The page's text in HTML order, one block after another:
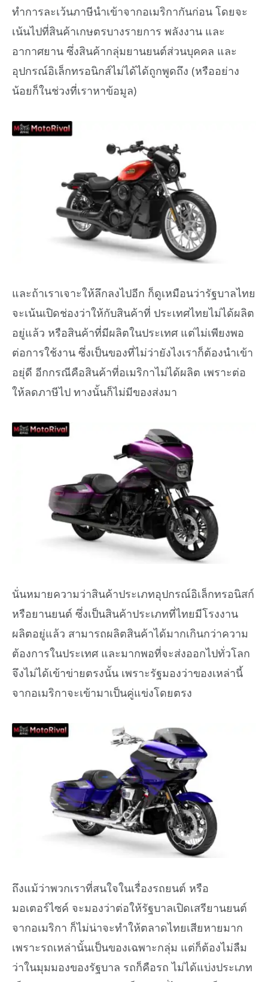
ทำการละเว้นภาษีนำเข้าจากอเมริกากันก่อน โดยจะ
เน้นไปที่สินค้าเกษตรบางรายการ พลังงาน และ
อากาศยาน ซึ่งสินค้ากลุ่มยานยนต์ส่วนบุคคล และ
อุปกรณ์อิเล็กทรอนิกส์ไม่ได้ได้ถูกพูดถึง (หรืออย่าง
น้อยก็ในช่วงที่เราหาข้อมูล)
และถ้าเราเจาะให้ลึกลงไปอีก ก็ดูเหมือนว่ารัฐบาลไทย
จะเน้นเปิดช่องว่าให้กับสินค้าที่ ประเทศไทยไม่ได้ผลิต
อยู่แล้ว หรือสินค้าที่มีผลิตในประเทศ แต่ไม่เพียงพอ
ต่อการใช้งาน ซึ่งเป็นของที่ไม่ว่ายังไงเราก็ต้องนำเข้า
อยุ่ดี อีกกรณีคือสินค้าที่อเมริกาไม่ได้ผลิต เพราะต่อ
ให้ลดภาษีไป ทางนั้นก็ไม่มีของส่งมา
นั่นหมายความว่าสินค้าประเภทอุปกรณ์อิเล็กทรอนิสก์
หรือยานยนต์ ซึ่งเป็นสินค้าประเภทที่ไทยมีโรงงาน
ผลิตอยู่แล้ว สามารถผลิตสินค้าได้มากเกินกว่าความ
ต้องการในประเทศ และมากพอที่จะส่งออกไปทั่วโลก
จึงไม่ได้เข้าข่ายตรงนั้น เพราะรัฐมองว่าของเหล่านี้
จากอเมริกาจะเข้ามาเป็นคู่แข่งโดยตรง
ถึงแม้ว่าพวกเราที่สนใจในเรื่องรถยนต์ หรือ
มอเตอร์ไซค์ จะมองว่าต่อให้รัฐบาลเปิดเสรียานยนต์
จากอเมริกา ก็ไม่น่าจะทำให้ตลาดไทยเสียหายมาก
เพราะรถเหล่านั้นเป็นของเฉพาะกลุ่ม แต่ก็ต้องไม่ลืม
ว่าในมุมมองของรัฐบาล รถก็คือรถ ไม่ได้แบ่งประเภท